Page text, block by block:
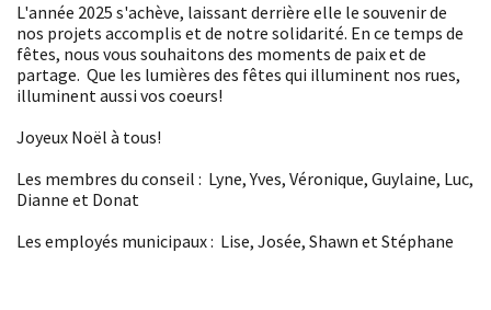
L'année 2025 s'achève, laissant derrière elle le souvenir de
nos projets accomplis et de notre solidarité. En ce temps de
fêtes, nous vous souhaitons des moments de paix et de
partage. Que les lumières des fêtes qui illuminent nos rues,
illuminent aussi vos coeurs!
Joyeux Noël à tous!
Les membres du conseil : Lyne, Yves, Véronique, Guylaine, Luc,
Dianne et Donat
Les employés municipaux : Lise, Josée, Shawn et Stéphane